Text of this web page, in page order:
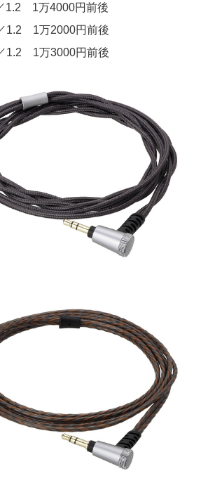
1.2 1万4000円前後
1.2 1万2000円前後
1.2 1万3000円前後